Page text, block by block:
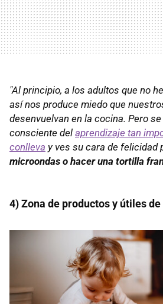
"Al principio, a los adultos que no
así nos produce miedo que
desenvuelvan en la cocina. Pero
consciente del aprendizaje tan
conlleva y ves su cara de felicidad
microondas o hacer una tortilla
4) Zona de productos y útiles